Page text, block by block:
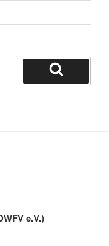
Suchen
e.V.)